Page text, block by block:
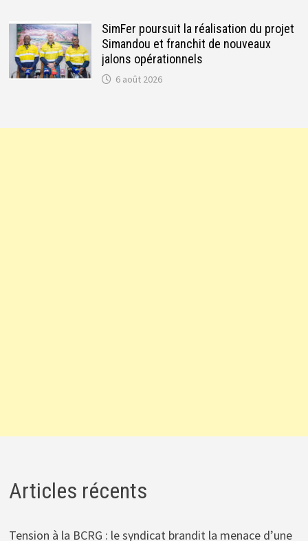
SimFer poursuit la réalisation du projet
Simandou et franchit de nouveaux
jalons opérationnels
6 août 2026
Articles récents
Tension à la BCRG : le syndicat brandit la menace d’une